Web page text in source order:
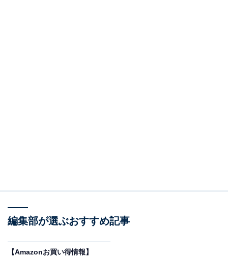
Amazonのセール商品から売れ筋ランキングまで、毎日のお買いも
編集部が選ぶおすすめ記事
【Amazonお買い得情報】